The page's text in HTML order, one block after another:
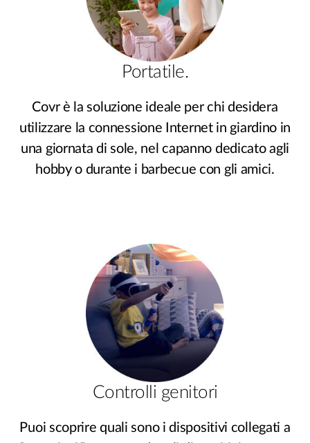
Portatile.
Covr è la soluzione ideale per chi desidera
utilizzare la connessione Internet in giardino in
una giornata di sole, nel capanno dedicato agli
hobby o durante i barbecue con gli amici.
Controlli genitori
Puoi scoprire quali sono i dispositivi collegati a